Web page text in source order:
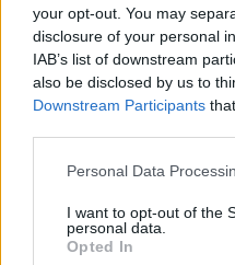
your opt-out. You may
disclosure of your personal
IAB’s list of downstream
also be disclosed by us to
Downstream Participants
Personal Data
I want to opt-out of the
personal data.
Opted In
30.11.2020, 16:00
Hollywood-